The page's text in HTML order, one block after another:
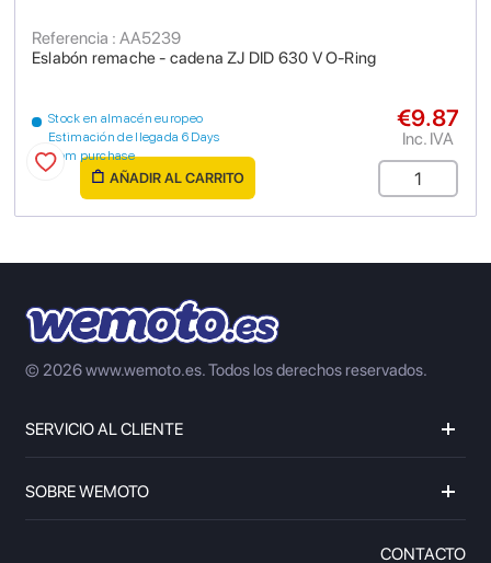
Eslabón remache - cadena ZJ DID 630 V O-Ring
Referencia : AA5239
Stock en almacén europeo
Estimación de llegada 6 Days
from purchase
€9.87
Inc. IVA
AÑADIR AL CARRITO
© 2026 www.wemoto.es.Todos los derechos reservados.
SERVICIO AL CLIENTE
SOBRE WEMOTO
CONTACTO